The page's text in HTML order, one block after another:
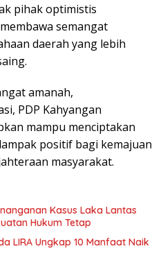
pihak optimistis
semangat
daerah yang lebih
amanah,
PDP Kahyangan
mampu menciptakan
positif bagi kemajuan
masyarakat.
Kasus Laka Lantas
Hukum Tetap
LIRA Ungkap 10 Manfaat Naik